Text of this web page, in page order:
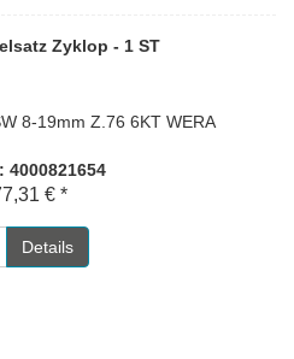
Zyklop - 1 ST
8-19mm Z.76 6KT WERA
4000821654
€ *
Details